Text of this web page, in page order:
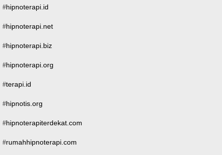
#hipnoterapi.id
#hipnoterapi.net
#hipnoterapi.biz
#hipnoterapi.org
#terapi.id
#hipnotis.org
#hipnoterapiterdekat.com
#rumahhipnoterapi.com